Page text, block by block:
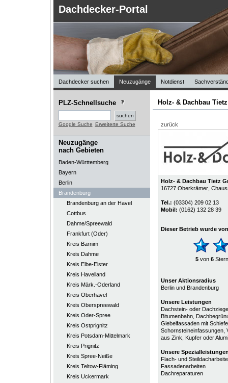
Dachdecker-Portal
Dachdecker suchen Neuzugänge Notdienst
PLZ-Schnellsuche
Google Suche Erweiterte Suche
Neuzugänge
nach Gebieten
Baden-Württemberg
Bayern
Berlin
Brandenburg
Brandenburg an der Havel
Cottbus
Dahme/Spreewald
Frankfurt (Oder)
Kreis Barnim
Kreis Dahme
Kreis Elbe-Elster
Kreis Havelland
Kreis Märk.-Oderland
Kreis Oberhavel
Kreis Oberspreewald
Kreis Oder-Spree
Kreis Ostprignitz
Kreis Potsdam-Mittelmark
Kreis Prignitz
Kreis Spree-Neiße
Kreis Teltow-Fläming
Kreis Uckermark
Holz- & Dachbau
zurück
Holz- & Dachbau Tietz
16727 Oberkrämer,
Tel.: (03304) 209 02 13
Mobil: (0162) 132 28 39
Dieser Betrieb wurde
5von 6
Unser Aktionsradius
Berlin und Brandenburg
Unsere Leistungen
Dachstein- oder
Bitumenbahn,
Giebelfassaden mit
Schornsteineinfassungen,
aus Zink, Kupfer oder
Unsere
Flach- und
Fassadenarbeiten
Dachreparaturen